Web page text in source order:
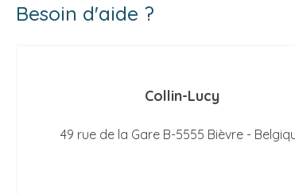
Besoin d'aide ?
Collin-Lucy
49 rue de la Gare B-5555 Bièvre -